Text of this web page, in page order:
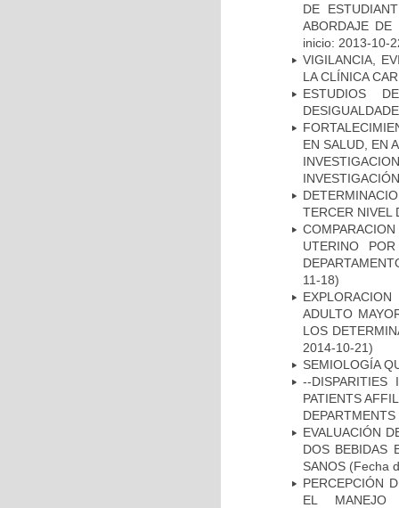
DE
ABORDAJE
inicio: 2013-10-
VIGILANCIA,
LA CLÍNICA
ESTUDIOS
EN SALUD, EN
TERCER NIVEL
UTERINO
11-18)
ADULTO
LOS
2014-10-21)
SEMIOLOGÍA
--DISPARITIES
PATIENTS
EVALUACIÓN
DOS BEBIDAS
SANOS (Fecha
PERCEPCIÓN
EL MANEJO